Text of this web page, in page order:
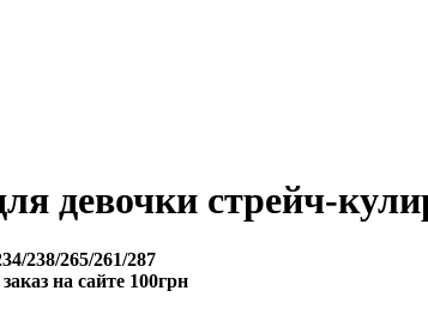
девочки стрейч-
238/265/261/287
на сайте 100грн